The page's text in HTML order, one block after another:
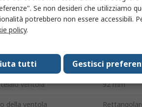
2700giri/min
curva Indietro
Sfera
ventola 92 mm
della ventola
Se non desideri che utilizziamo
potrebbero non essere accessibili.
policy.
Gestisci
tutti